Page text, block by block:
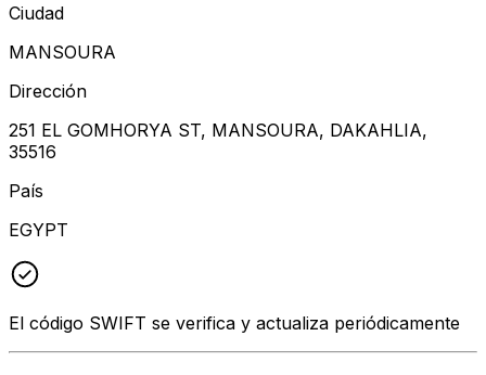
Ciudad
MANSOURA
Dirección
251 EL GOMHORYA ST, MANSOURA, DAKAHLIA,
35516
País
EGYPT
El código SWIFT se verifica y actualiza periódicamente